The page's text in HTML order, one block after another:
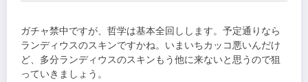
ガチャ禁中ですが、哲学は基本全回しします。予定通りなら
ランディウスのスキンですかね。いまいちカッコ悪いんだけ
ど、多分ランディウスのスキンもう他に来ないと思うので狙
っていきましょう。